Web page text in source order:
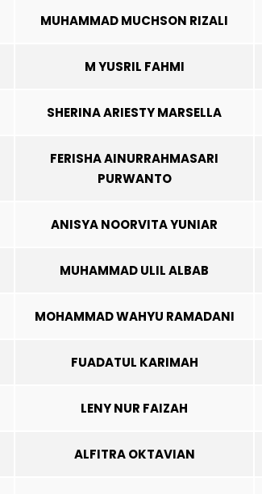
MUHAMMAD MUCHSON RIZALI
M YUSRIL FAHMI
SHERINA ARIESTY MARSELLA
FERISHA AINURRAHMASARI
PURWANTO
ANISYA NOORVITA YUNIAR
MUHAMMAD ULIL ALBAB
MOHAMMAD WAHYU RAMADANI
FUADATUL KARIMAH
LENY NUR FAIZAH
ALFITRA OKTAVIAN